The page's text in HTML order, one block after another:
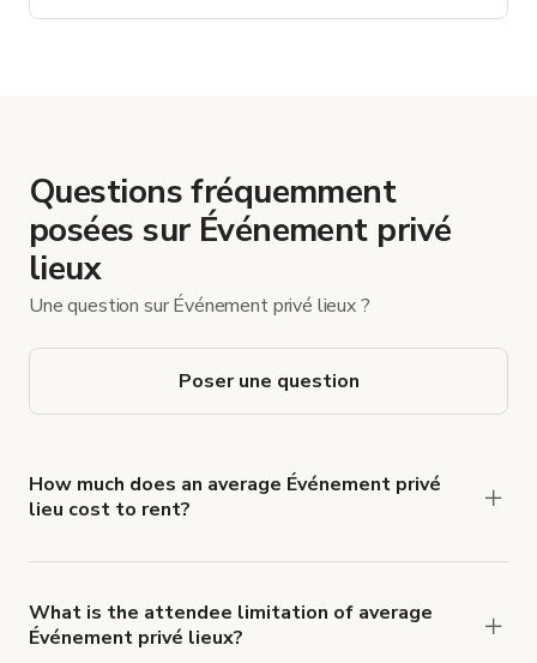
Questions fréquemment
posées sur Événement privé
lieux
Une question sur Événement privé lieux ?
Poser une question
How much does an average Événement privé
lieu cost to rent?
What is the attendee limitation of average
Événement privé lieux?